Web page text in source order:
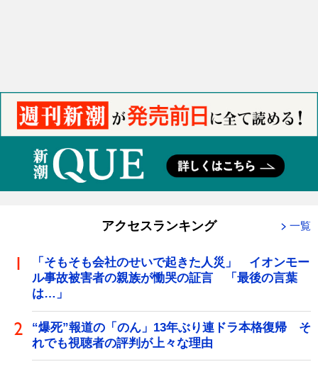
アクセスランキング 一覧
「そもそも会社のせいで起きた人災」 イオンモー
ル事故被害者の親族が慟哭の証言 「最後の言葉
は…」
“爆死”報道の「のん」13年ぶり連ドラ本格復帰 そ
れでも視聴者の評判が上々な理由